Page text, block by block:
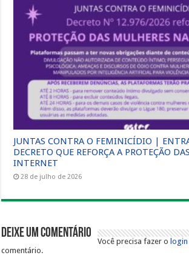
JUNTAS CONTRA O FEMINICÍDIO |
DECRETO QUE REFORÇA A PROTEÇÃO
INTERNET
28 de julho de 2026
Deixe um comentário
Você precisa fazer ologin
comentário.